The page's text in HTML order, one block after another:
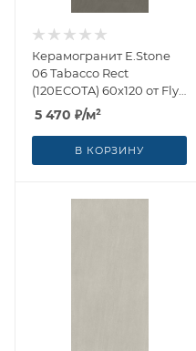
Керамогранит E.Stone
06 Tabacco Rect
(120ECOTA) 60x120 от Fly
Zone. Ceramica Euro
(Италия)
5 470 ₽/м²
В КОРЗИНУ